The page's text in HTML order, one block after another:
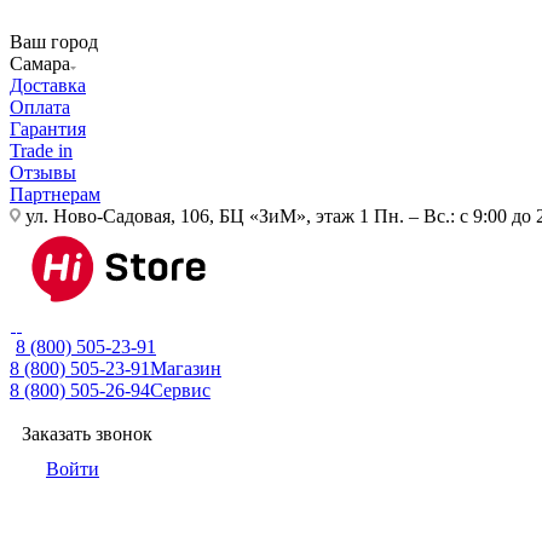
Ваш город
Самара
Доставка
Оплата
Гарантия
Trade in
Отзывы
Партнерам
ул. Ново-Садовая, 106, БЦ «ЗиМ», этаж 1 Пн. – Вс.: с 9:00 до
8 (800) 505-23-91
8 (800) 505-23-91Магазин
8 (800) 505-26-94Сервис
Заказать звонок
Войти